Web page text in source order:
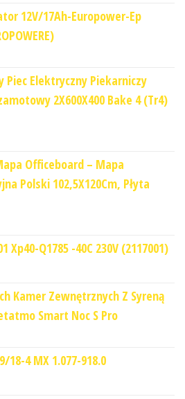
12V/17Ah-Europower-Ep
Piec Elektryczny Piekarniczy
2X600X400 Bake 4 (Tr4)
Officeboard – Mapa
Polski 102,5X120Cm, Płyta
Xp40-Q1785 -40C 230V (2117001)
Kamer Zewnętrznych Z Syreną
Smart Noc S Pro
18-4 MX 1.077-918.0